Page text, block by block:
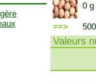
0 g
==> 500
Valeurs